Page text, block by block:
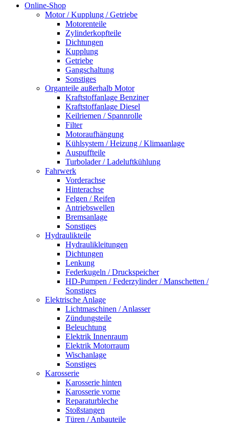
Online-Shop
Motor / Kupplung / Getriebe
Motorenteile
Zylinderkopfteile
Dichtungen
Kupplung
Getriebe
Gangschaltung
Sonstiges
Organteile außerhalb Motor
Kraftstoffanlage Benziner
Kraftstoffanlage Diesel
Keilriemen / Spannrolle
Filter
Motoraufhängung
Kühlsystem / Heizung / Klimaanlage
Auspuffteile
Turbolader / Ladeluftkühlung
Fahrwerk
Vorderachse
Hinterachse
Felgen / Reifen
Antriebswellen
Bremsanlage
Sonstiges
Hydraulikteile
Hydraulikleitungen
Dichtungen
Lenkung
Federkugeln / Druckspeicher
HD-Pumpen / Federzylinder / Manschetten /
Sonstiges
Elektrische Anlage
Lichtmaschinen / Anlasser
Zündungsteile
Beleuchtung
Elektrik Innenraum
Elektrik Motorraum
Wischanlage
Sonstiges
Karosserie
Karosserie hinten
Karosserie vorne
Reparaturbleche
Stoßstangen
Türen / Anbauteile